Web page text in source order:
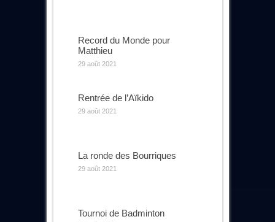
Record du Monde pour
Matthieu
29 août 2021
Rentrée de l’Aïkido
29 août 2021
La ronde des Bourriques
29 août 2021
Tournoi de Badminton